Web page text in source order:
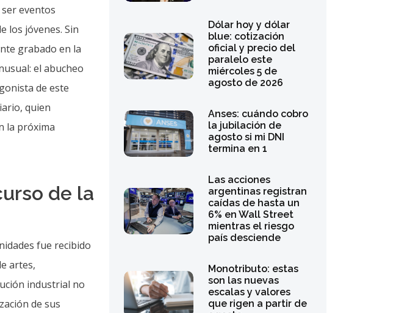
eventos
los jóvenes. Sin
grabado en la
el abucheo
de este
quien
la próxima
de la
fue recibido
artes,
industrial no
de sus
Dólar hoy y dólar
blue: cotización
oficial y precio del
paralelo este
miércoles 5 de
agosto de 2026
Anses: cuándo cobro
la jubilación de
agosto si mi DNI
termina en 1
Las acciones
argentinas registran
caídas de hasta un
6% en Wall Street
mientras el riesgo
país desciende
Monotributo: estas
son las nuevas
escalas y valores
que rigen a partir de